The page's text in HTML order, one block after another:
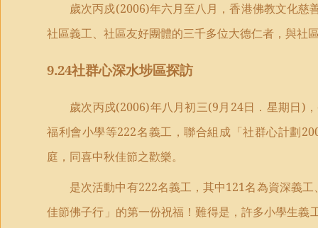
歲次丙戍(2006)年六月至八月，香港佛教文化慈
社區義工、社區友好團體的三千多位大德仁者，與社
9.24社群心深水埗區探訪
歲次丙戍(2006)年八月初三(9月 24日．星期日)
福利會小學等222名義工，聯合組成「社群心計劃
庭，同喜中秋佳節之歡樂。
是次活動中有222名義工，其中121名為資深義工
佳節佛子行」的第一份祝福！難得是，許多小學生